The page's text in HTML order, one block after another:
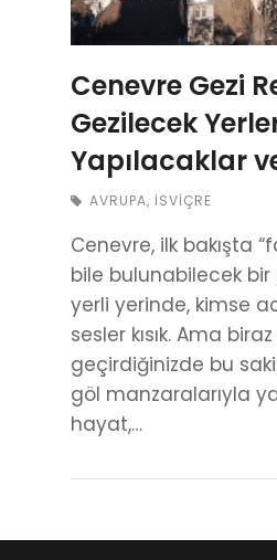
Cenevre Gezi
Gezilecek
Yapılacaklar
AVRUPA, İSVIÇRE
Cenevre, ilk bakışta
bile bulunabilecek bir
yerli yerinde, kimse
sesler kısık. Ama
geçirdiğinizde bu
göl manzaralarıyla
hayat,…